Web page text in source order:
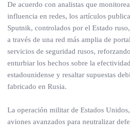
De acuerdo con analistas que
influencia en redes, los artículos
Sputnik, controlados por el Estado
a través de una red más amplia de
servicios de seguridad rusos,
enturbiar los hechos sobre la
estadounidense y resaltar supuestas
fabricado en Rusia.
La operación militar de Estados
aviones avanzados para neutralizar